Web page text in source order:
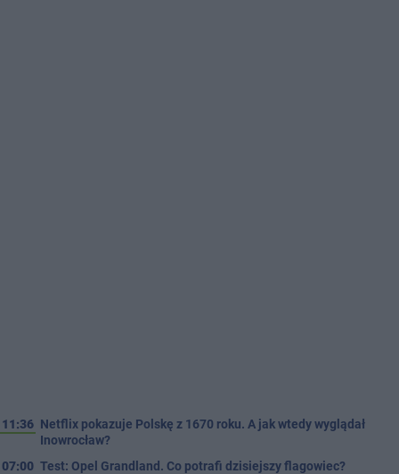
11:36 Netflix pokazuje Polskę z 1670 roku. A jak wtedy wyglądał
Inowrocław?
07:00 Test: Opel Grandland. Co potrafi dzisiejszy flagowiec?